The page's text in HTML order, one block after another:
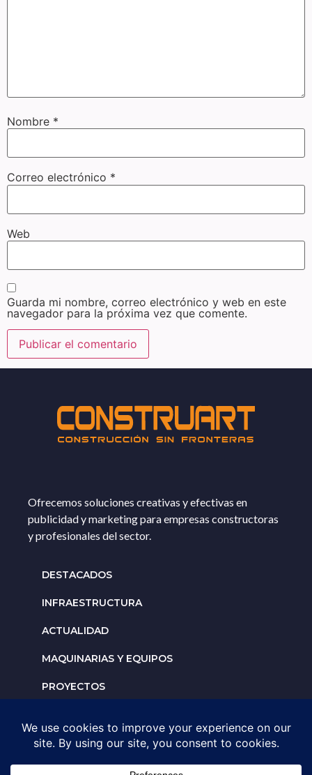
Nombre *
Correo electrónico *
Web
Guarda mi nombre, correo electrónico y web en este
navegador para la próxima vez que comente.
Ofrecemos soluciones creativas y efectivas en
publicidad y marketing para empresas constructoras
y profesionales del sector.
DESTACADOS
INFRAESTRUCTURA
ACTUALIDAD
MAQUINARIAS Y EQUIPOS
PROYECTOS
Solicita un espacio para
tu negocio